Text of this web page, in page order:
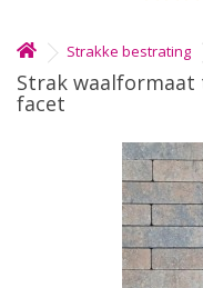
Strakke bestrating
Strak waalformaat
facet